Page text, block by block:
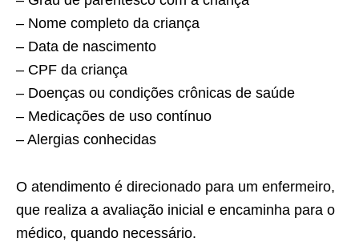
– Nome completo da criança
– Data de nascimento
– CPF da criança
– Doenças ou condições crônicas de saúde
– Medicações de uso contínuo
– Alergias conhecidas
O atendimento é direcionado para um enfermeiro,
que realiza a avaliação inicial e encaminha para o
médico, quando necessário.